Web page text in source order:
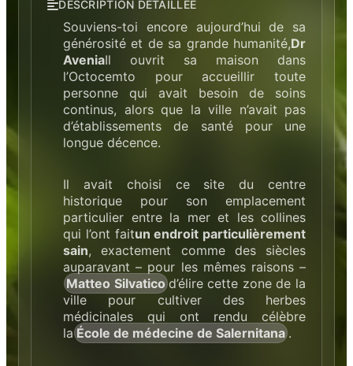
DESCRIPTION DÉTAILLÉE
Souviens-toi encore aujourd’hui de sa
générosité et de sa grande humanité,Dr
AveniaIl ouvrit sa maison dans
l’Octocemto pour accueillir toute
personne qui avait besoin de soins
continus, alors que la ville n’avait pas
d’établissements de santé pour une
longue décence.
Il avait choisi ce site du centre
historique pour son emplacement
particulier entre la mer et les collines
qui l’ont faitun endroit particulièrement
sain, exactement comme des siècles
auparavant – pour les mêmes raisons –
Matteo Silvatico d’élire cette zone de la
ville pour cultiver des herbes
médicinales qui ont rendu célèbre
la École de médecine de Salernitana .